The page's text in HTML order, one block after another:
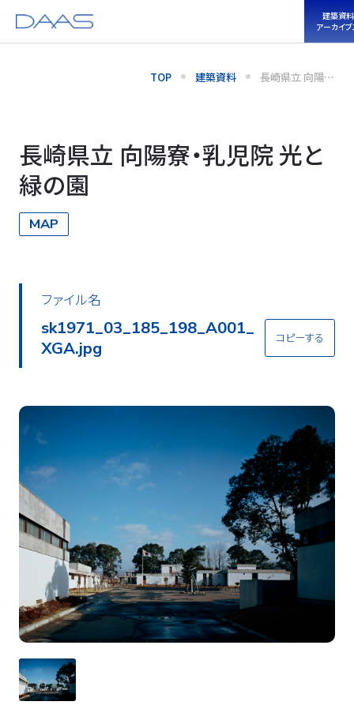
建築資料
アーカイ
TOP 建築資料 長崎県立 向陽
寮・乳児院 光と
長崎県立 向陽寮・乳児院 光と
緑の園
MAP
ファイル名
sk1971_03_185_198_A001_
XGA.jpg
コピーする